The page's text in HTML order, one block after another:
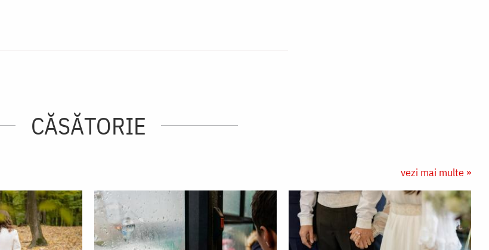
CĂSĂTORIE
vezi mai multe »